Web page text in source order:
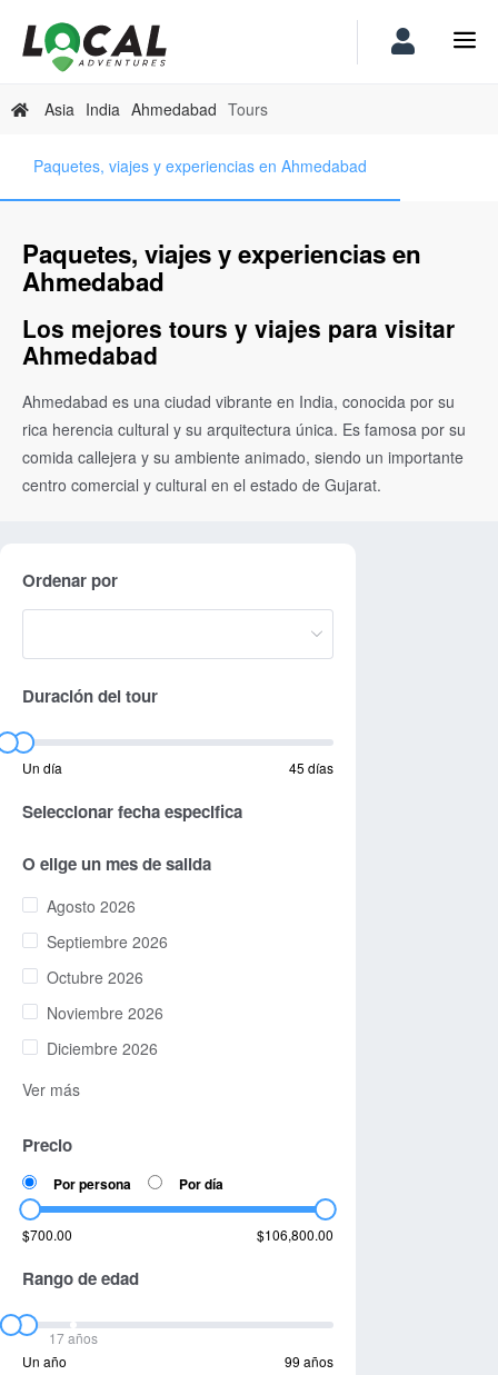
Asia India Ahmedabad Tours
Paquetes, viajes y experiencias en Ahmedabad
Paquetes, viajes y experiencias en
Ahmedabad
Los mejores tours y viajes para visitar
Ahmedabad
Ahmedabad es una ciudad vibrante en India, conocida por su
rica herencia cultural y su arquitectura única. Es famosa por su
comida callejera y su ambiente animado, siendo un importante
centro comercial y cultural en el estado de Gujarat.
Ordenar por
Duración del tour
Un día 45 días
Seleccionar fecha especifica
O elige un mes de salida
Agosto 2026
Septiembre 2026
Octubre 2026
Noviembre 2026
Diciembre 2026
Ver más
Precio
Por persona Por día
$700.00 $106,800.00
Rango de edad
17 años
Un año
99 años